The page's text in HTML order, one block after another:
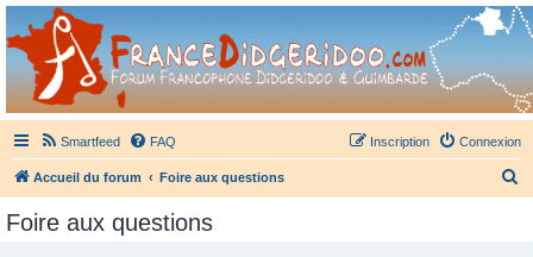
France Didgeridoo
Didgeridoo et Guimbarde sur France Didgeridoo - retrouvez la communauté.
Smartfeed FAQ Connexion
Inscription
Accueil du forum Foire aux questions
Foire aux questions